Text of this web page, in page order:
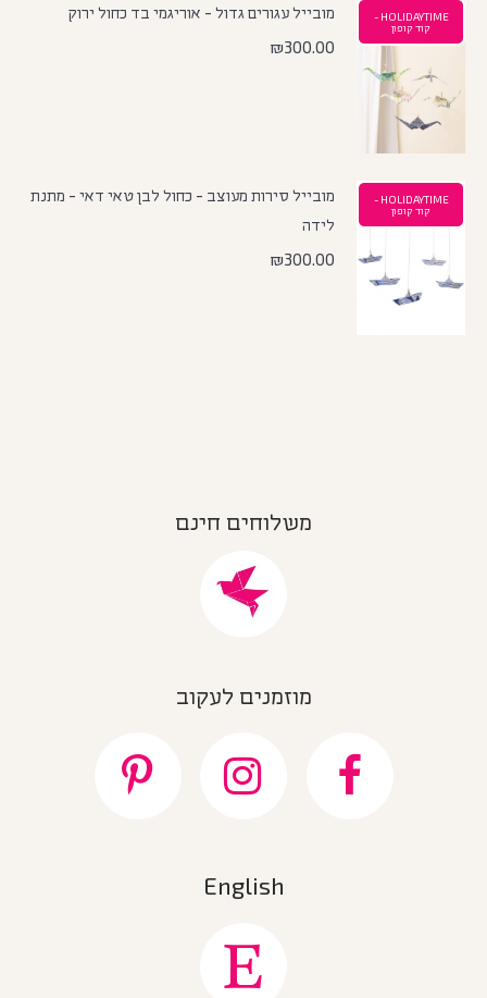
HOLIDAYTIME -
קוד קופון
מובייל עגורים גדול - אוריגמי בד כחול ירוק
₪300.00
HOLIDAYTIME -
קוד קופון
מובייל סירות מעוצב - כחול לבן טאי דאי - מתנת
לידה
₪300.00
משלוחים חינם
מוזמנים לעקוב
English